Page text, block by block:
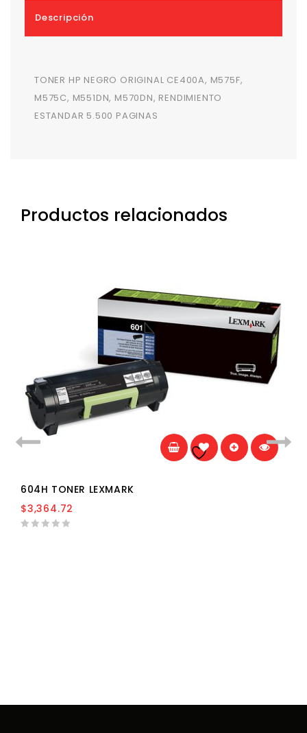
Descripción
TONER HP NEGRO ORIGINAL CE400A, M575F,
M575C, M551DN, M570DN, RENDIMIENTO
ESTANDAR 5.500 PAGINAS
Productos relacionados
604H TONER LEXMARK
$3,364.72